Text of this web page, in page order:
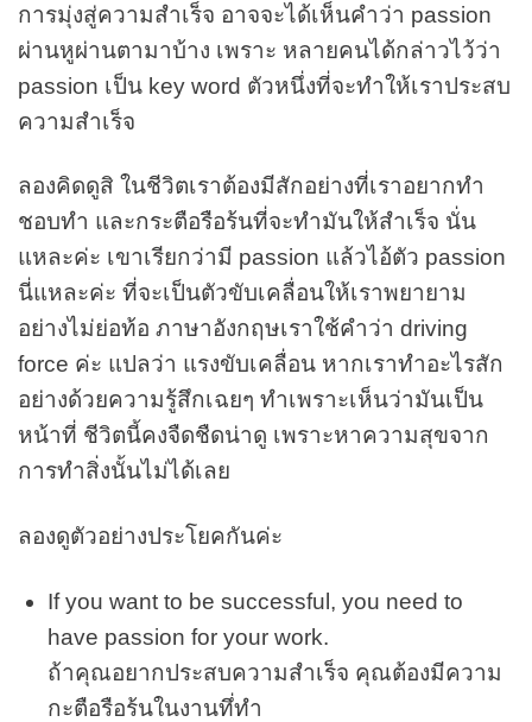
การมุ่งสู่ความสำเร็จ อาจจะได้เห็นคำว่า passion
ผ่านหูผ่านตามาบ้าง เพราะ หลายคนได้กล่าวไว้ว่า
passion เป็น key word ตัวหนึ่งที่จะทำให้เราประสบ
ความสำเร็จ
ลองคิดดูสิ ในชีวิตเราต้องมีสักอย่างที่เราอยากทำ
ชอบทำ และกระตือรือร้นที่จะทำมันให้สำเร็จ นั่น
แหละค่ะ เขาเรียกว่ามี passion แล้วไอ้ตัว passion
นี่แหละค่ะ ที่จะเป็นตัวขับเคลื่อนให้เราพยายาม
อย่างไม่ย่อท้อ ภาษาอังกฤษเราใช้คำว่า driving
force ค่ะ แปลว่า แรงขับเคลื่อน หากเราทำอะไรสัก
อย่างด้วยความรู้สึกเฉยๆ ทำเพราะเห็นว่ามันเป็น
หน้าที่ ชีวิตนี้คงจืดชืดน่าดู เพราะหาความสุขจาก
การทำสิ่งนั้นไม่ได้เลย
ลองดูตัวอย่างประโยคกันค่ะ
If you want to be successful, you need to
have passion for your work.
ถ้าคุณอยากประสบความสำเร็จ คุณต้องมีความ
กะตือรือร้นในงานทึ่ทำ